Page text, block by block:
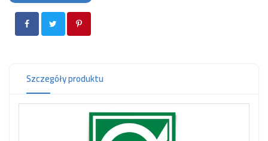
KONTAKT
Szczegóły produktu